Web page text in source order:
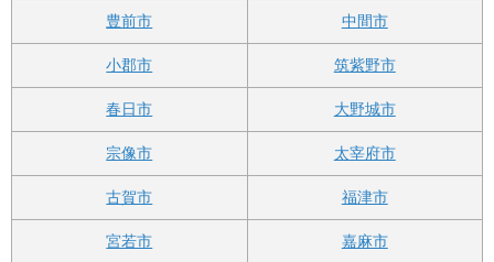
豊前市 中間市
小郡市 筑紫野市
春日市 大野城市
宗像市 太宰府市
古賀市 福津市
宮若市 嘉麻市